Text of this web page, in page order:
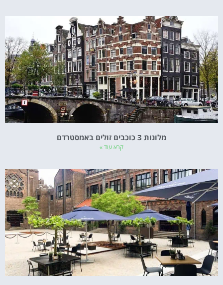
מלונות 3 כוכבים זולים באמסטרדם
קרא עוד »